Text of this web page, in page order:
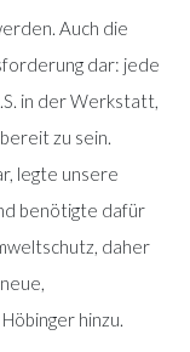
Auch die
dar: jede
in der Werkstatt,
zu sein.
legte unsere
benötigte dafür
daher
hinzu.